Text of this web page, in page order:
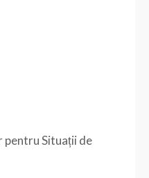
pentru Situații de